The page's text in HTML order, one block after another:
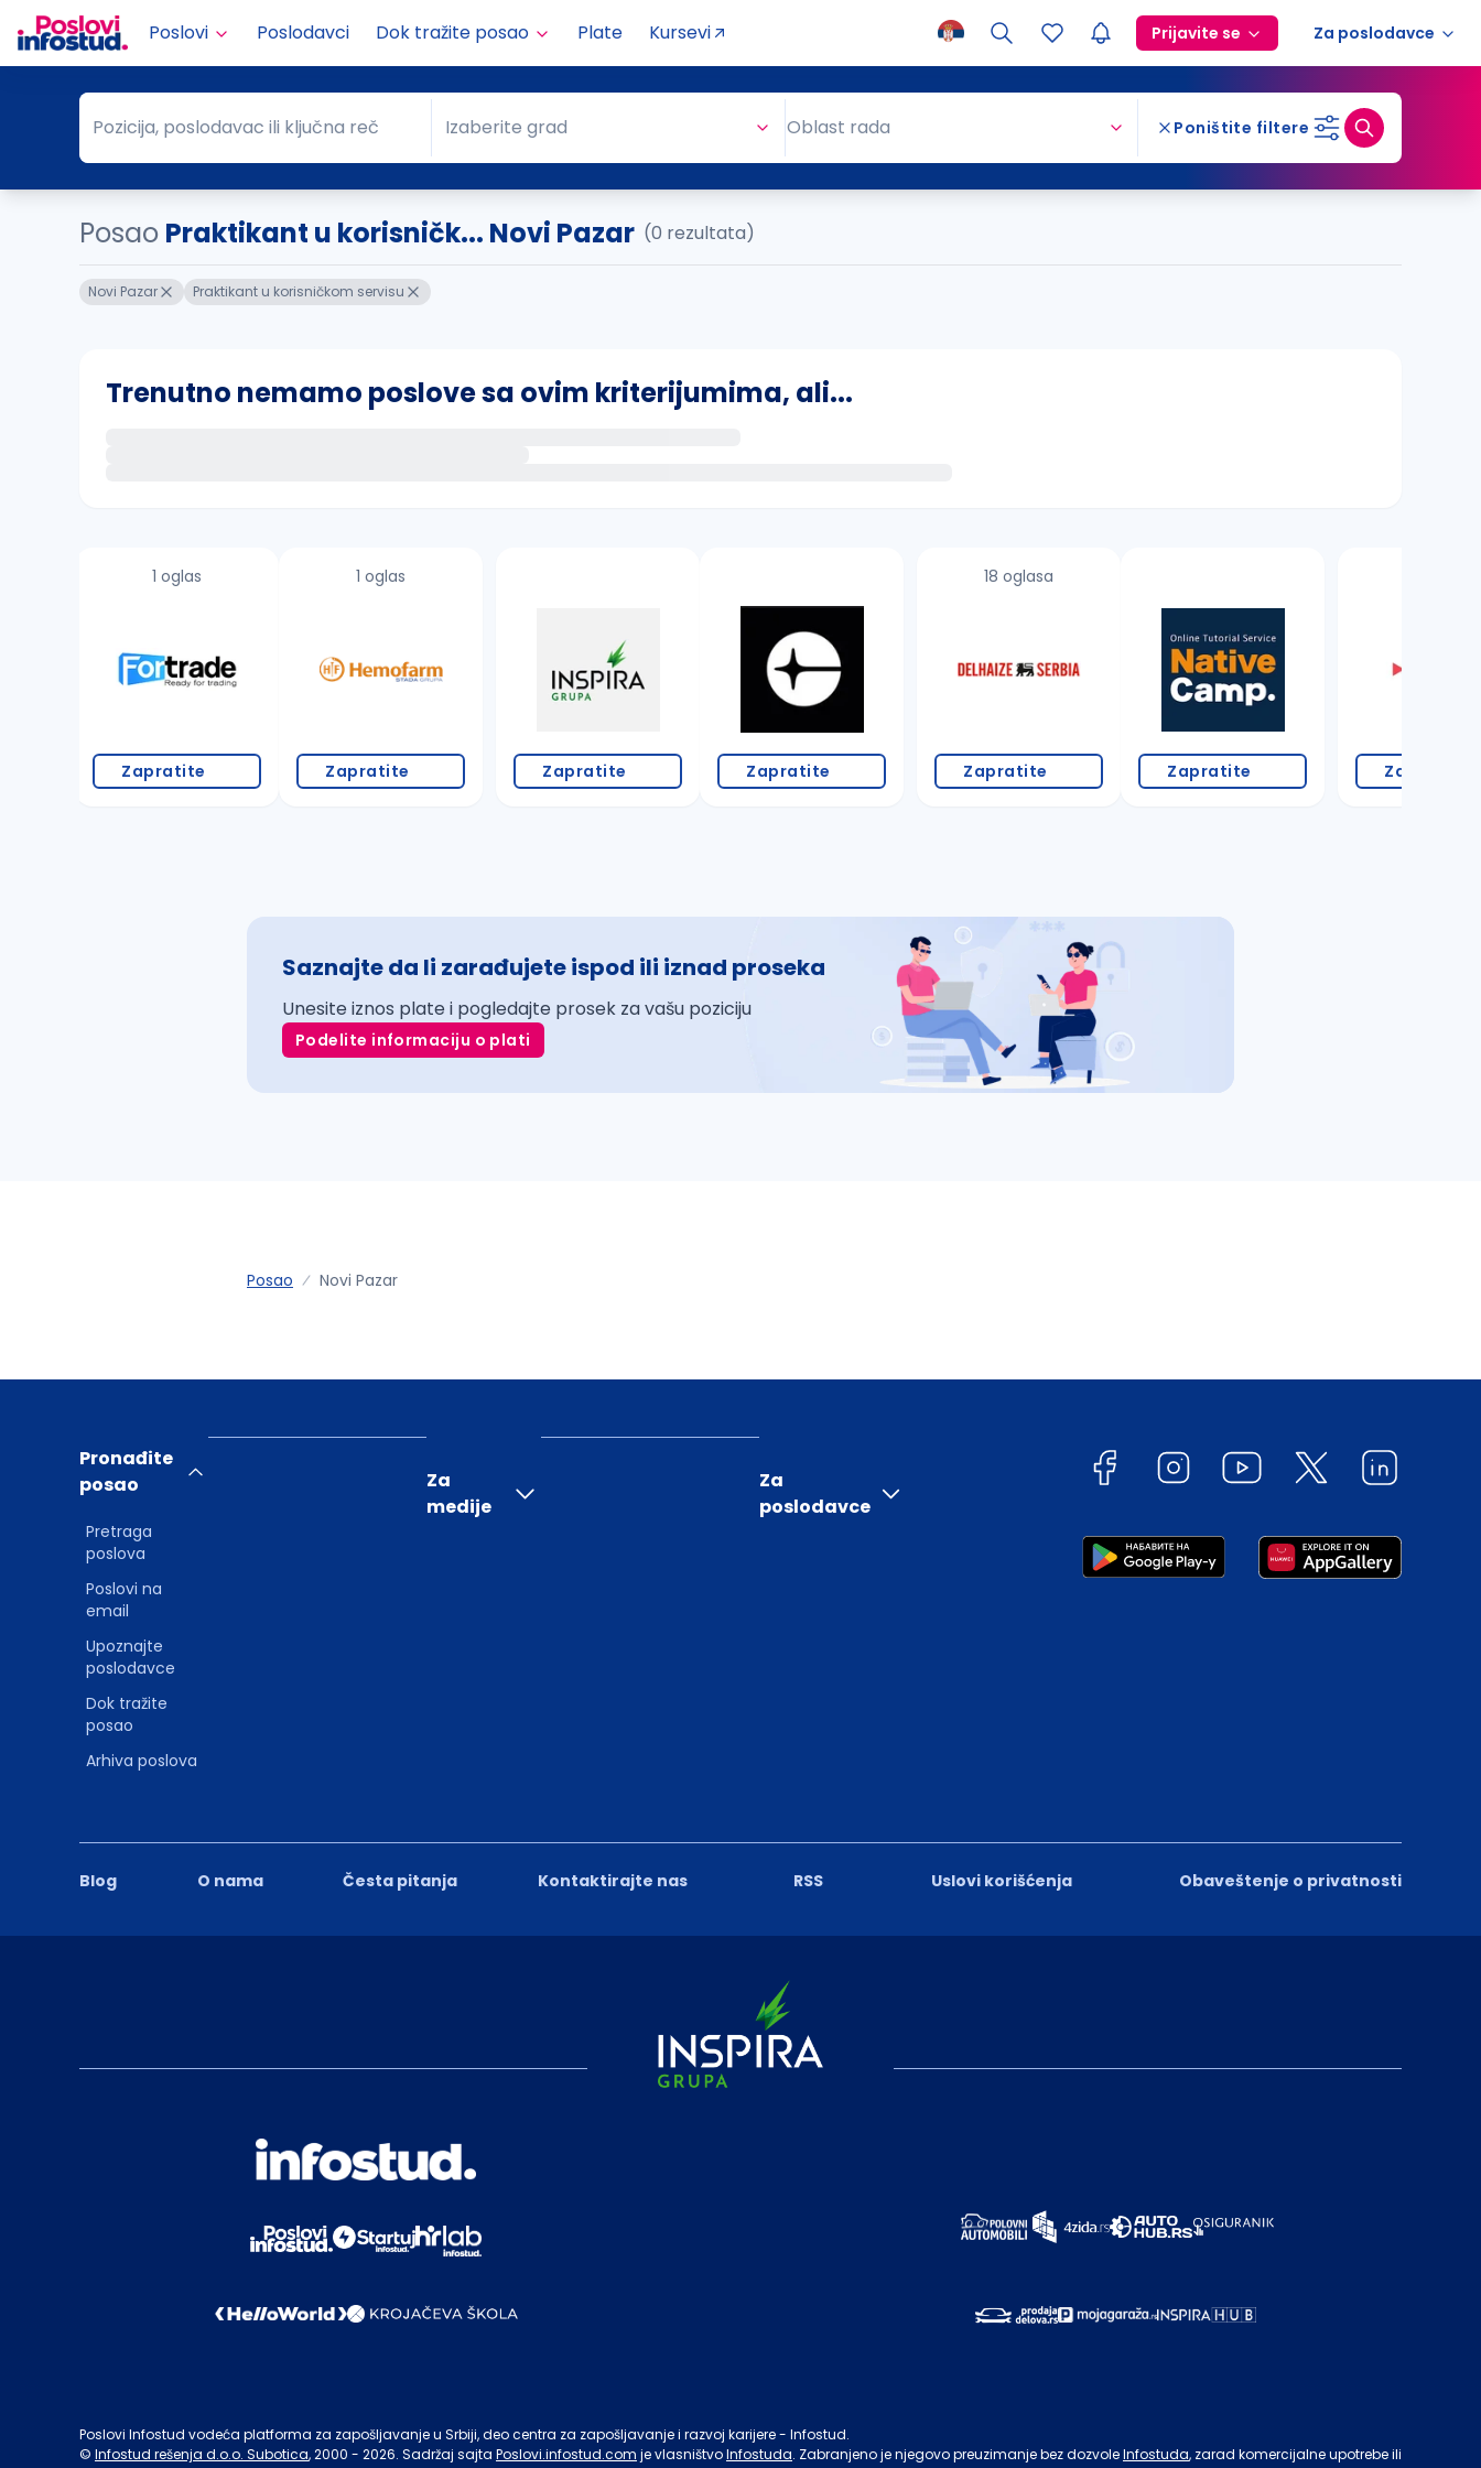
Poslovi Poslodavci Dok tražite posao Plate Kursevi Prijavite se Za poslodavce
Pozicija, poslodavac ili ključna reč
Pozicija, poslodavac ili ključna reč Grad
Izaberite grad Oblast rada Poništite filtere
Posao Praktikant u korisničk... Novi Pazar (0 rezultata)
Novi Pazar Praktikant u korisničkom servisu
Trenutno nemamo poslove sa ovim kriterijumima, ali...
proverite pravopisne greške (koristite č, ć, š, đ, ž, dž)
povećajte radijus za odabrani grad
1 oglas
Zapratite
1 oglas
Zapratite Zapratite Zapratite
18 oglasa
Zapratite Zapratite Zapratite
Saznajte da li zarađujete ispod ili iznad proseka
Unesite iznos plate i pogledajte prosek za vašu poziciju
Podelite informaciju o plati
Posao Novi Pazar
Blog O nama Česta pitanja Kontaktirajte nas RSS Uslovi korišćenja Obaveštenje o privatnosti
Pronađite
posao
Pretraga
poslova
Poslovi na
email
Upoznajte
poslodavce
Dok tražite
posao
Arhiva poslova
Za
medije
Za
poslodavce
Poslovi Infostud vodeća platforma za zapošljavanje u Srbiji, deo centra za zapošljavanje i razvoj karijere - Infostud.
© Infostud rešenja d.o.o. Subotica, 2000 - 2026. Sadržaj sajta Poslovi.infostud.com je vlasništvoInfostuda. Zabranjeno je njegovo preuzimanje bez dozvoleInfostuda, zarad komercijalne upotrebe ili